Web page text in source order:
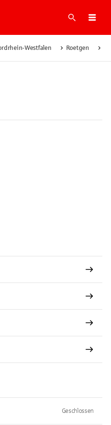
Suche
Westfalen Roetgen
Geschlossen